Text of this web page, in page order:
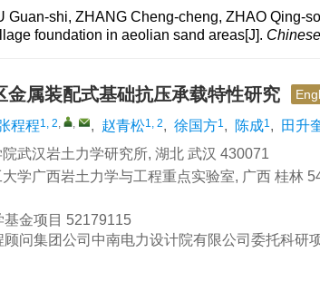
Guan-shi, ZHANG Cheng-cheng, ZHAO Qing-
foundation in aeolian sand areas[J].
金属装配式基础抗压承载特性研究
程程1, 2, , , 赵青松1, 2, 徐国方1, 陈成1, 田升
武汉岩土力学研究所, 湖北 武汉 430071
学广西岩土力学与工程重点实验室, 广西 桂林
金项目 52179115
顾问集团公司中南电力设计院有限公司委托科研